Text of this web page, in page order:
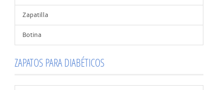
Zapatilla
Botina
ZAPATOS PARA DIABÉTICOS